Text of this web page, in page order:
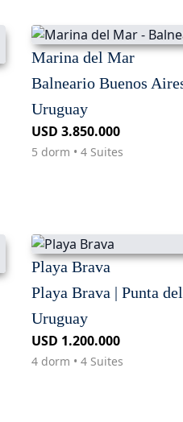
Marina del Mar
Balneario Buenos
Uruguay
USD 3.850.000
5 dorm • 4 Suites
Playa Brava
Playa Brava | Punta
Uruguay
USD 1.200.000
4 dorm • 4 Suites